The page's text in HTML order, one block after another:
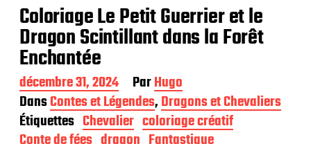
Coloriage Le Petit Guerrier et le
Dragon Scintillant dans la Forêt
Enchantée
D
a
t
e
d
décembre 31, 2024 ParHugo
DansContes et Légendes,Dragons et Chevaliers
Étiquettes Chevalier coloriage créatif